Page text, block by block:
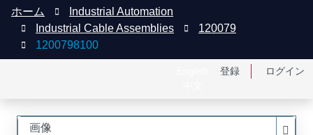
登録 ログイン
ホーム
Industrial Automation
Industrial Cable Assemblies
120079
1200798100
画像